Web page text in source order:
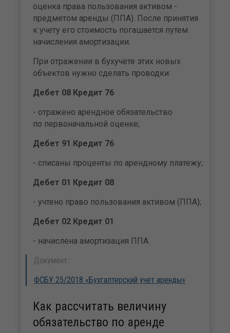
оценка права пользования активом -
предметом аренды (ППА). После принятия
к учету его стоимость погашается путем
начисления амортизации.
При отражении в бухучете этих новых
объектов нужно сделать проводки:
Дебет 08 Кредит 76
- отражено арендное обязательство
по первоначальной оценке;
Дебет 91 Кредит 76
- списаны проценты по арендному платежу;
Дебет 01 Кредит 08
- учтено право пользования активом (ППА);
Дебет 02 Кредит 01
- начислена амортизация ППА.
Документ:
ФСБУ 25/2018 «Бухгалтерский учет аренды»
Как рассчитать величину
обязательство по аренде